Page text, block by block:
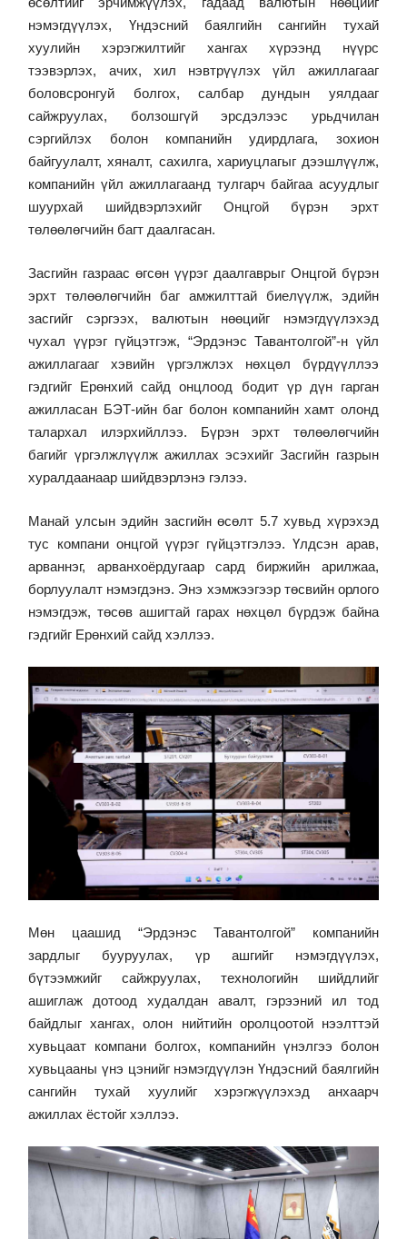
нэмэгдүүлэх, Үндэсний баялгийн сангийн тухай
хуулийн хэрэгжилтийг хангах хүрээнд нүүрс
тээвэрлэх, ачих, хил нэвтрүүлэх үйл ажиллагааг
боловсронгуй болгох, салбар дундын уялдааг
сайжруулах, болзошгүй эрсдэлээс урьдчилан
сэргийлэх болон компанийн удирдлага, зохион
байгуулалт, хяналт, сахилга, хариуцлагыг дээшлүүлж,
компанийн үйл ажиллагаанд тулгарч байгаа асуудлыг
шуурхай шийдвэрлэхийг Онцгой бүрэн эрхт
төлөөлөгчийн багт даалгасан.
Засгийн газраас өгсөн үүрэг даалгаврыг Онцгой бүрэн
эрхт төлөөлөгчийн баг амжилттай биелүүлж, эдийн
засгийг сэргээх, валютын нөөцийг нэмэгдүүлэхэд
чухал үүрэг гүйцэтгэж, “Эрдэнэс Тавантолгой”-н үйл
ажиллагааг хэвийн үргэлжлэх нөхцөл бүрдүүллээ
гэдгийг Ерөнхий сайд онцлоод бодит үр дүн гарган
ажилласан БЭТ-ийн баг болон компанийн хамт олонд
талархал илэрхийллээ. Бүрэн эрхт төлөөлөгчийн
багийг үргэлжлүүлж ажиллах эсэхийг Засгийн газрын
хуралдаанаар шийдвэрлэнэ гэлээ.
Манай улсын эдийн засгийн өсөлт 5.7 хувьд хүрэхэд
тус компани онцгой үүрэг гүйцэтгэлээ. Үлдсэн арав,
арваннэг, арванхоёрдугаар сард биржийн арилжаа,
борлуулалт нэмэгдэнэ. Энэ хэмжээгээр төсвийн орлого
нэмэгдэж, төсөв ашигтай гарах нөхцөл бүрдэж байна
гэдгийг Ерөнхий сайд хэллээ.
Мөн цаашид “Эрдэнэс Тавантолгой” компанийн
зардлыг бууруулах, үр ашгийг нэмэгдүүлэх,
бүтээмжийг сайжруулах, технологийн шийдлийг
ашиглаж дотоод худалдан авалт, гэрээний ил тод
байдлыг хангах, олон нийтийн оролцоотой нээлттэй
хувьцаат компани болгох, компанийн үнэлгээ болон
хувьцааны үнэ цэнийг нэмэгдүүлэн Үндэсний баялгийн
сангийн тухай хуулийг хэрэгжүүлэхэд анхаарч
ажиллах ёстойг хэллээ.